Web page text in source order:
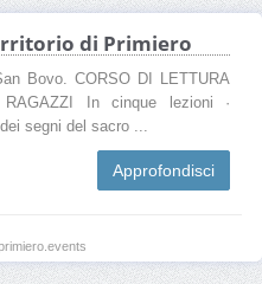
di Primiero
Bovo. CORSO DI LETTURA
In cinque lezioni ·
segni del sacro ...
Approfondisci